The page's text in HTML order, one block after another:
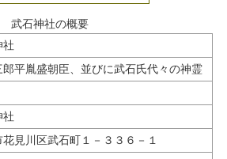
武石神社の概要
社
郎平胤盛朝臣、並びに武石氏代々の神霊
社
見川区武石町１－３３６－１